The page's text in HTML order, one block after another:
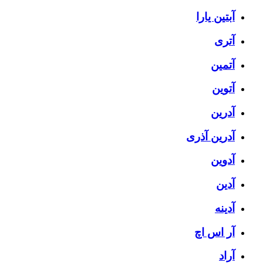
آبتین یارا
آتری
آتمین
آتوین
آدرین
آدرین آذری
آدوین
آدین
آدینه
آر اس اچ
آراد